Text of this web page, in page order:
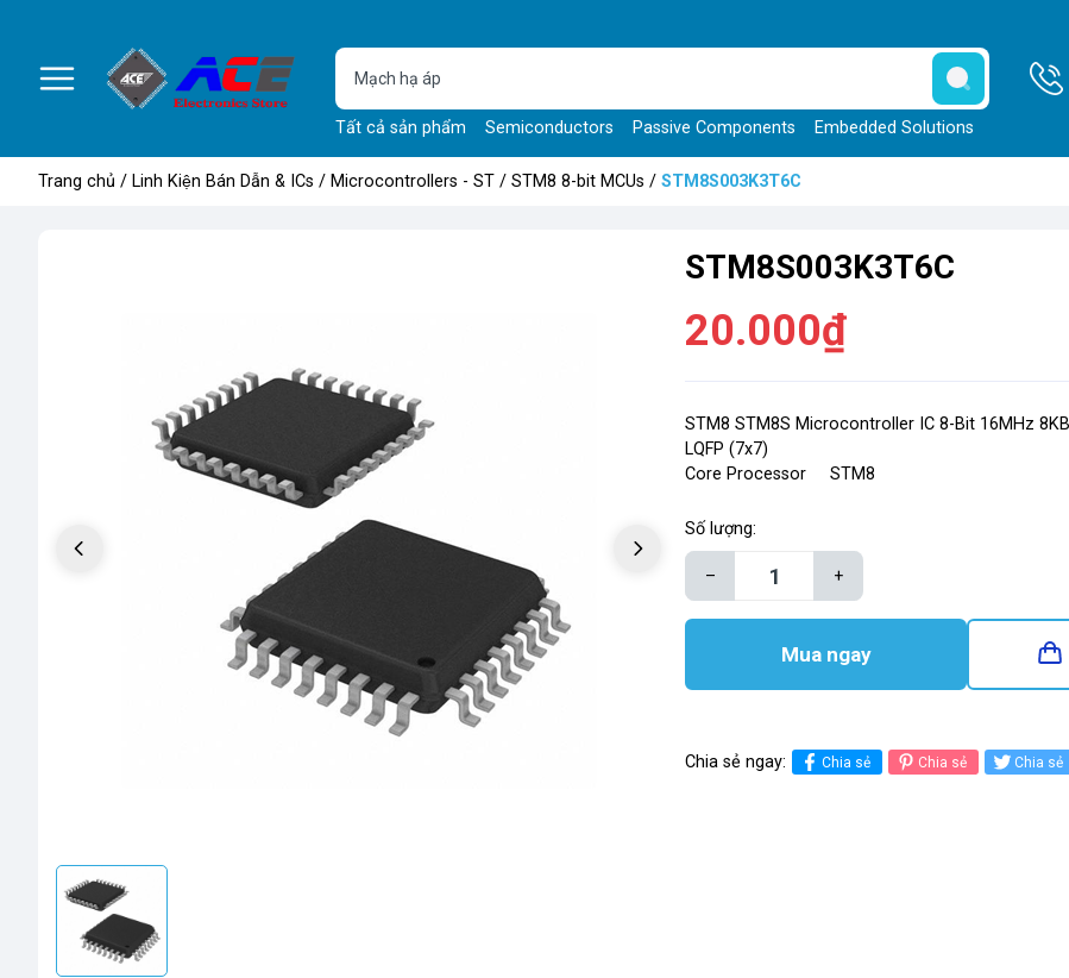
Tất cả sản phẩm Semiconductors Passive Components Embedded Solutions
Trang chủ / Linh Kiện Bán Dẫn & ICs / Microcontrollers - ST / STM8 8-bit MCUs / STM8S003K3T6C
STM8S003K3T6C
20.000₫
STM8 STM8S Microcontroller IC 8-Bit 16MHz
LQFP (7x7)
Core Processor STM8
Số lượng:
– +
Mua ngay
Chia sẻ ngay: Chia sẻ Chia sẻ Chia sẻ